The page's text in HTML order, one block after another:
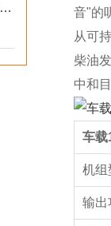
6寸防汛排涝柴油抽水泵ECP60ME的重要性
音"的
从可
柴油
中和
车载
机组
输出